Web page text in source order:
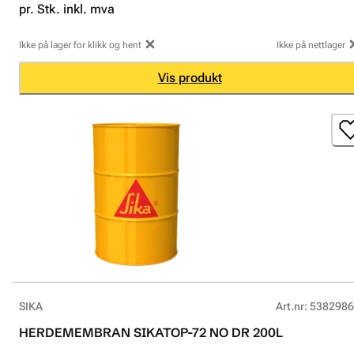
pr. Stk. inkl. mva
Ikke på lager for klikk og hent Ikke på nettlager
Vis produkt
SIKA Art.nr:
HERDEMEMBRAN SIKATOP-72 NO DR 200L